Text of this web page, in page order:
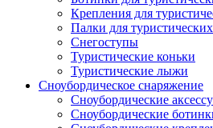
Крепления для
Палки для
Снегоступы
Туристические коньки
Туристические лыжи
Сноубордическое снаряжение
Сноубордические
Сноубордические